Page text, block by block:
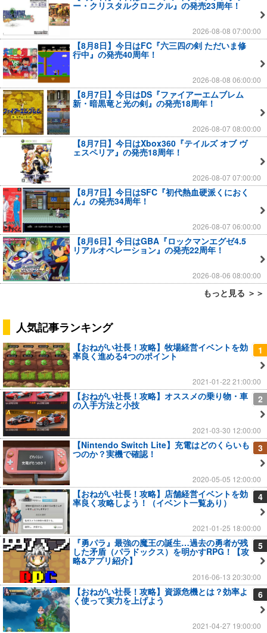
ー・クリスタルクロニクル』の発売23周年！
2026-08-08 07:00:00
【8月8日】今日はFC『六三四の剣 ただいま修
行中』の発売40周年！
2026-08-08 06:00:00
【8月7日】今日はDS『ファイアーエムブレム
新・暗黒竜と光の剣』の発売18周年！
2026-08-07 08:00:00
【8月7日】今日はXbox360『テイルズ オブ ヴ
ェスペリア』の発売18周年！
2026-08-07 07:00:00
【8月7日】今日はSFC『初代熱血硬派くにおく
ん』の発売34周年！
2026-08-07 06:00:00
【8月6日】今日はGBA『ロックマンエグゼ4.5
リアルオペレーション』の発売22周年！
2026-08-06 08:00:00
もっと見る ＞＞
人気記事ランキング
1
【おねがい社長！攻略】牧場経営イベントを効
率良く進める4つのポイント
2021-01-22 21:00:00
2
【おねがい社長！攻略】オススメの乗り物・車
の入手方法と小技
2021-03-30 12:00:00
3
【Nintendo Switch Lite】充電はどのくらいも
つのか？実機で確認！
2020-05-05 12:00:00
4
【おねがい社長！攻略】店舗経営イベントを効
率良く攻略しよう！（イベント一覧あり）
2021-01-25 18:00:00
5
『勇パラ』最強の魔王の誕生…過去の勇者が残
した矛盾（パラドックス）を明かすRPG！【攻
略&アプリ紹介】
2016-06-13 20:30:00
6
【おねがい社長！攻略】資源危機とは？効率よ
く使って実力を上げよう
2021-04-27 19:00:00